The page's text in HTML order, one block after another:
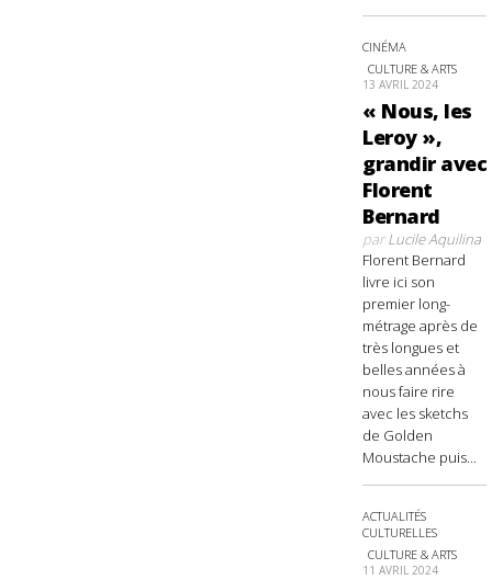
CINÉMA
CULTURE & ARTS
13 AVRIL 2024
« Nous, les
Leroy »,
grandir avec
Florent
Bernard
parLucile Aquilina
Florent Bernard
livre ici son
premier long-
métrage après de
très longues et
belles années à
nous faire rire
avec les sketchs
de Golden
Moustache puis...
ACTUALITÉS
CULTURELLES
CULTURE & ARTS
11 AVRIL 2024